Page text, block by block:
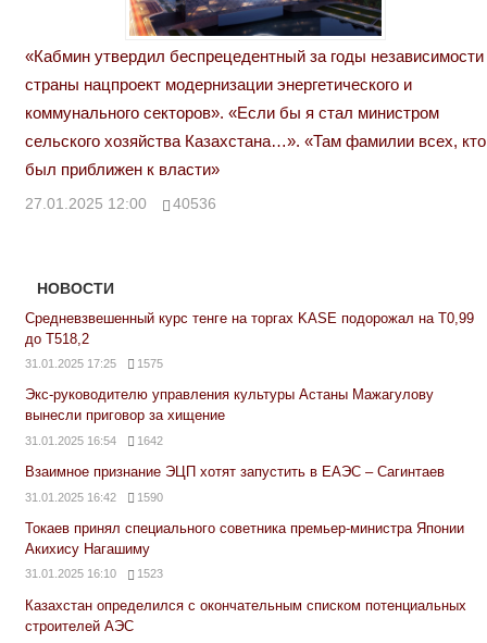
«Кабмин утвердил беспрецедентный за годы независимости
страны нацпроект модернизации энергетического и
коммунального секторов». «Если бы я стал министром
сельского хозяйства Казахстана…». «Там фамилии всех, кто
был приближен к власти»
27.01.2025 12:00 40536
НОВОСТИ
Средневзвешенный курс тенге на торгах KASE подорожал на Т0,99
до Т518,2
31.01.2025 17:25 1575
Экс-руководителю управления культуры Астаны Мажагулову
вынесли приговор за хищение
31.01.2025 16:54 1642
Взаимное признание ЭЦП хотят запустить в ЕАЭС – Сагинтаев
31.01.2025 16:42 1590
Токаев принял специального советника премьер-министра Японии
Акихису Нагашиму
31.01.2025 16:10 1523
Казахстан определился с окончательным списком потенциальных
строителей АЭС